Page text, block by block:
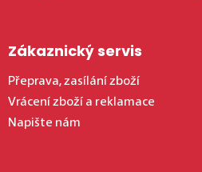
Zákaznický servis
Přeprava, zasílání zboží
Vrácení zboží a reklamace
Napište nám